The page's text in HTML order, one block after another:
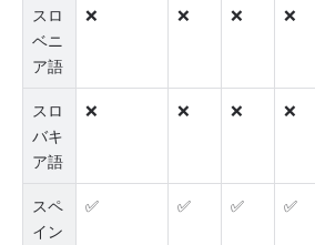
スロ
ベニ
ア語
❌ ❌ ❌ ❌
スロ
バキ
ア語
❌ ❌ ❌ ❌
スペ
イン
✅ ✅ ✅ ✅